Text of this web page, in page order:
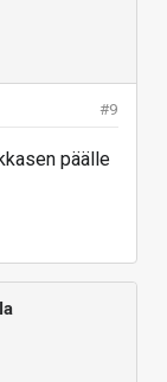
#9
päälle